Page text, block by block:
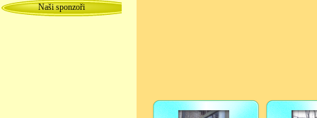
Naši sponzoři